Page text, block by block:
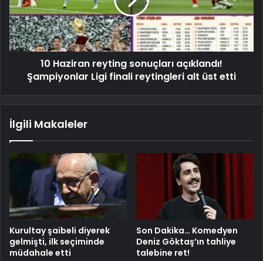
10 Haziran reyting sonuçları açıklandı!
Şampiyonlar Ligi finali reytingleri alt üst etti
İlgili Makaleler
Kurultay şaibeli diyerek
gelmişti, ilk seçiminde
müdahale etti
Son Dakika… Komedyen
Deniz Göktaş’ın tahliye
talebine ret!